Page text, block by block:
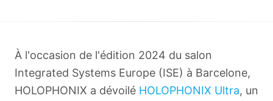
À l'occasion de l'édition 2024 du salon
Integrated Systems Europe (ISE) à Barcelone,
HOLOPHONIX a dévoilé HOLOPHONIX Ultra, un